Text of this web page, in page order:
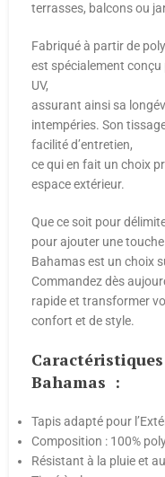
terrasses, balcons ou
Fabriqué à partir de
est spécialement
UV,
assurant ainsi sa
intempéries. Son
facilité d’entretien,
ce qui en fait un choix
espace extérieur.
Que ce soit pour
pour ajouter une
Bahamas est un choix
Commandez dès
rapide et transformer
confort et de style.
Bahamas :
Tapis adapté pour
Composition : 100%
Résistant à la pluie et